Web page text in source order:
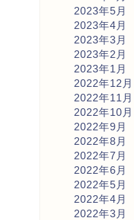
2023年5月
2023年4月
2023年3月
2023年2月
2023年1月
2022年12月
2022年11月
2022年10月
2022年9月
2022年8月
2022年7月
2022年6月
2022年5月
2022年4月
2022年3月